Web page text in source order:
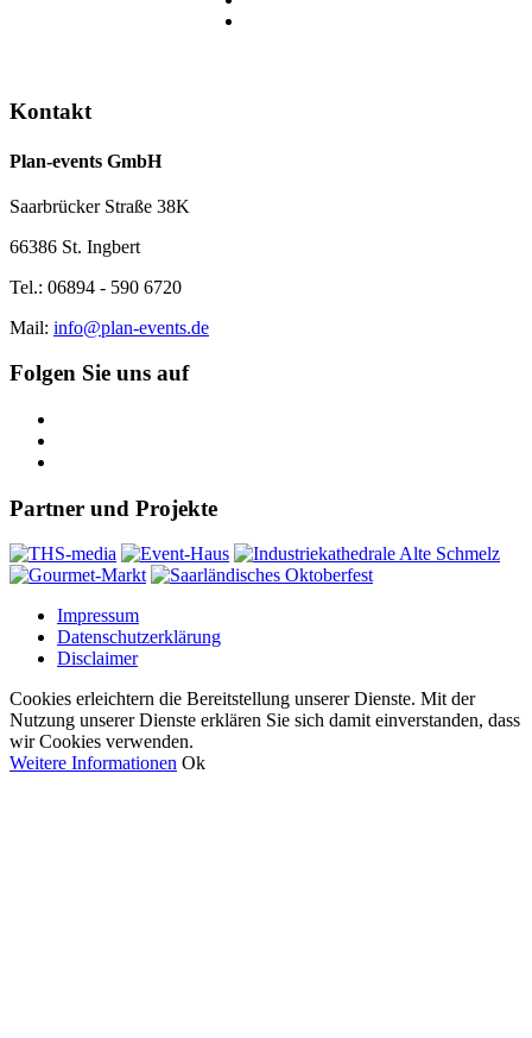
Kontakt
Plan-events GmbH
Saarbrücker Straße 38K
66386 St. Ingbert
Tel.: 06894 - 590 6720
Mail: info@plan-events.de
Folgen Sie uns auf
Partner und Projekte
Impressum
Datenschutzerklärung
Disclaimer
Cookies erleichtern die Bereitstellung unserer Dienste. Mit der
Nutzung unserer Dienste erklären Sie sich damit einverstanden, dass
wir Cookies verwenden.
Weitere Informationen Ok